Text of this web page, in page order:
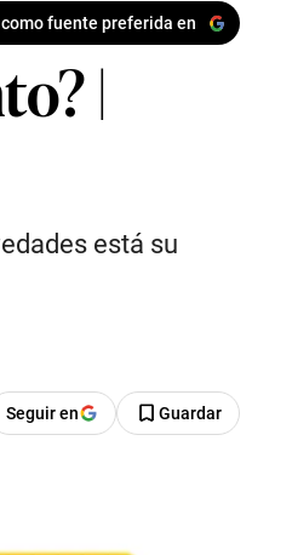
fuente preferida en
|
está su
Seguir en Guardar